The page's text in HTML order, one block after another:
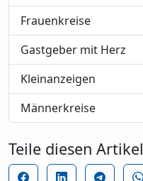
Frauenkreise
Gastgeber mit Herz
Kleinanzeigen
Männerkreise
Teile diesen Artikel